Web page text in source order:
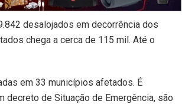
desalojados em decorrência dos
chega a cerca de 115 mil. Até o
em 33 municípios afetados. É
de Situação de Emergência, são